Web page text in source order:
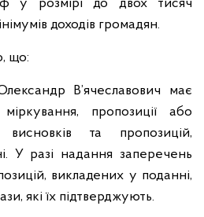
у розмірі до двох тисяч
доходів громадян.
що:
В’ячеславович має
пропозиції або
та пропозицій,
У разі надання заперечень
викладених у поданні,
які їх підтверджують.